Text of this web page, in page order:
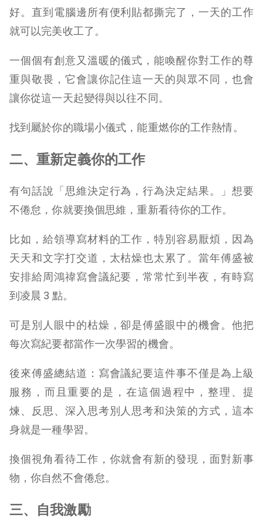
好。直到電腦邊所有便利貼都撕完了，一天的工作
就可以完美收工了。
一個個有創意又溫暖的儀式，能喚醒你對工作的尊
重與敬畏，它會讓你記住這一天的與眾不同，也會
讓你從這一天起變得與以往不同。
找到屬於你的職場小儀式，能重燃你的工作熱情。
二、重新定義你的工作
有句話說「思維決定行為，行為決定結果。」想要
不倦怠，你就要換個思維，重新看待你的工作。
比如，給領導寫材料的工作，特別容易厭煩，因為
天天和文字打交道，太枯燥也太累了。當年傅盛被
安排給周鴻禕寫會議紀要，常常忙到半夜，有時寫
到凌晨 3 點。
可是別人眼中的枯燥，卻是傅盛眼中的機會。他把
每次寫紀要都當作一次學習的機會。
後來傅盛總結道：寫會議紀要這件事不僅是為上級
服務，而且重要的是，在這個過程中，整理、提
煉、反思、深入思考別人思考和決策的方式，這本
身就是一種學習。
換個視角看待工作，你就會有新的發現，面對新事
物，你自然不會倦怠。
三、自我激勵